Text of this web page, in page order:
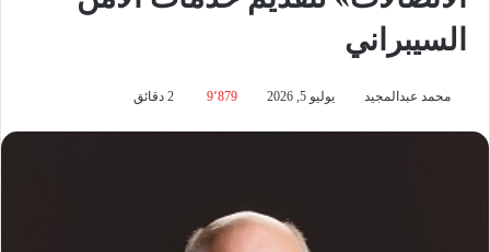
السيبراني
محمد عبدالمجيد يوليو 5, 2026 9٬879